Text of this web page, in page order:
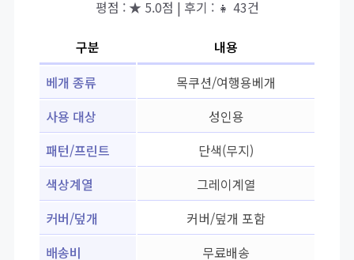
평점 : ★ 5.0점 | 후기 : 👧 43건
구분
내용
베개 종류
목쿠션/여행용베개
사용 대상
성인용
패턴/프린트
단색(무지)
색상계열
그레이계열
커버/덮개
커버/덮개 포함
배송비
무료배송